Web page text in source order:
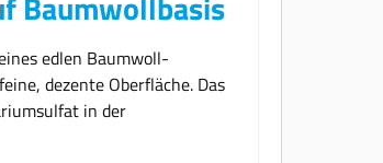
edlen Baumwoll-
dezente Oberfläche. Das
in der